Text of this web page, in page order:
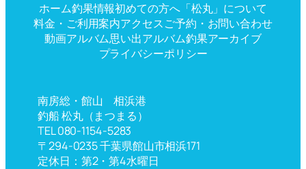
ホーム釣果情報初めての方へ「松丸」について
料金・ご利用案内アクセスご予約・お問い合わせ
動画アルバム思い出アルバム釣果アーカイブ
プライバシーポリシー
南房総・館山 相浜港
釣船 松丸（まつまる）
TEL 080-1154-5283
〒294-0235 千葉県館山市相浜171
定休日：第2・第4水曜日